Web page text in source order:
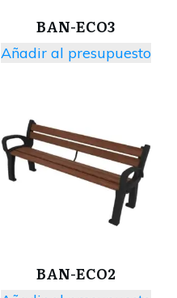
BAN-ECO3
Añadir al presupuesto
BAN-ECO2